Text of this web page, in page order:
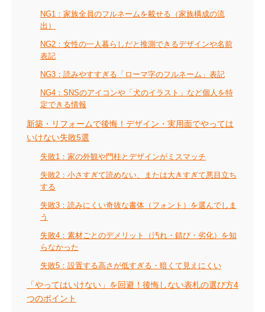
NG1：家族全員のフルネームを載せる（家族構成の流
出）
NG2：女性の一人暮らしだと推測できるデザインや名前
表記
NG3：読みやすすぎる「ローマ字のフルネーム」表記
NG4：SNSのアイコンや「犬のイラスト」など個人を特
定できる情報
新築・リフォームで後悔！デザイン・実用面でやっては
いけない失敗5選
失敗1：家の外観や門柱とデザインがミスマッチ
失敗2：小さすぎて読めない、または大きすぎて悪目立ち
する
失敗3：読みにくい奇抜な書体（フォント）を選んでしま
う
失敗4：素材ごとのデメリット（汚れ・錆び・劣化）を知
らなかった
失敗5：設置する高さが低すぎる・暗くて見えにくい
「やってはいけない」を回避！後悔しない表札の選び方4
つのポイント